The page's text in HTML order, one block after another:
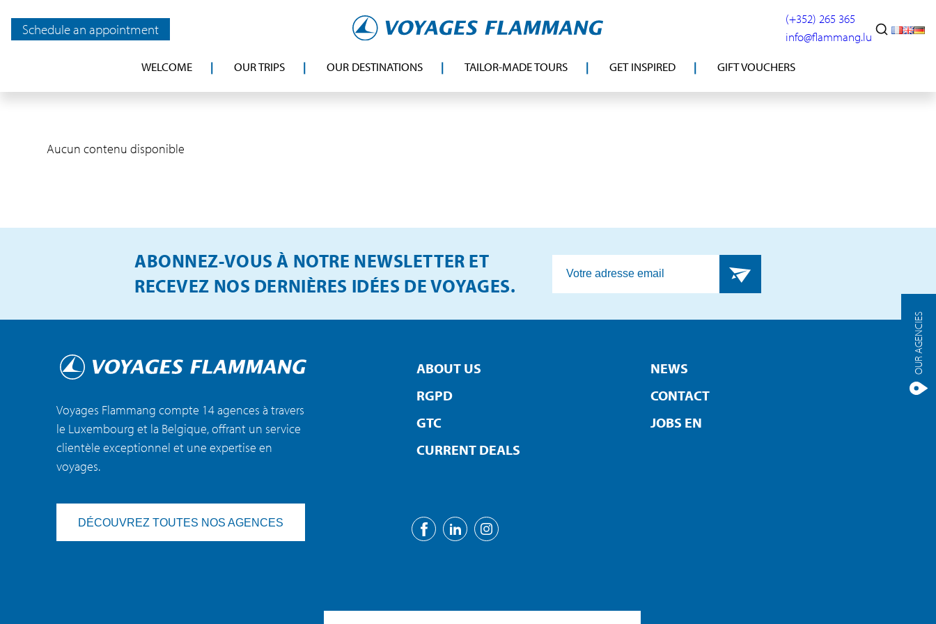
Schedule an appointment
(+352) 265 365
info@flammang.lu
OUR AGENCIES
WELCOME OUR TRIPS OUR DESTINATIONS TAILOR-MADE TOURS GET INSPIRED GIFT VOUCHERS
Aucun contenu disponible
ABONNEZ-VOUS À NOTRE NEWSLETTER ET
RECEVEZ NOS DERNIÈRES IDÉES DE VOYAGES.
Voyages Flammang compte 14 agences à travers
le Luxembourg et la Belgique, offrant un service
clientèle exceptionnel et une expertise en
voyages.
DÉCOUVREZ TOUTES NOS AGENCES
ABOUT US
NEWS
RGPD
CONTACT
GTC
JOBS EN
CURRENT DEALS